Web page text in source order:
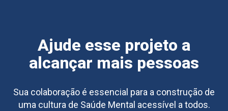
Ajude esse projeto a
alcançar mais pessoas
Sua colaboração é essencial para a construção de
uma cultura de Saúde Mental acessível a todos.